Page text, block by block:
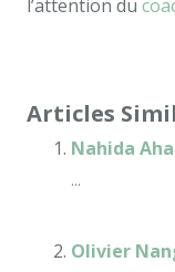
l’attention du
Articles
Nahida
...
Olivier